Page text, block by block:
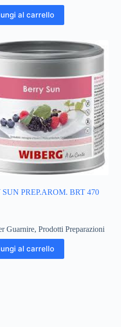
al carrello
SUN PREP.AROM. BRT 470
Guarnire, Prodotti Preparazioni
al carrello